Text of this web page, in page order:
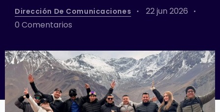
Dirección De Comunicaciones
22 jun 2026
0 Comentarios